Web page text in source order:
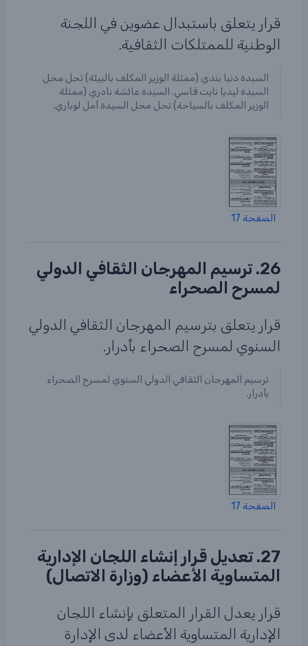
قرار يتعلق باستبدال عضوين في اللجنة
الوطنية للممتلكات الثقافية.
السيدة دنيا بندي (ممثلة الوزير المكلف بالبيئة) تحل محل
السيدة ليديا نايت قاسي. السيدة عائشة نادري (ممثلة
الوزير المكلف بالسياحة) تحل محل السيدة أمل لوباري.
الصفحة 17
26. ترسيم المهرجان الثقافي الدولي
لمسرح الصحراء
قرار يتعلق بترسيم المهرجان الثقافي الدولي
السنوي لمسرح الصحراء بأدرار.
ترسيم المهرجان الثقافي الدولي السنوي لمسرح الصحراء
بأدرار.
الصفحة 17
27. تعديل قرار إنشاء اللجان الإدارية
المتساوية الأعضاء (وزارة الاتصال)
قرار يعدل القرار المتعلق بإنشاء اللجان
الإدارية المتساوية الأعضاء لدى الإدارة